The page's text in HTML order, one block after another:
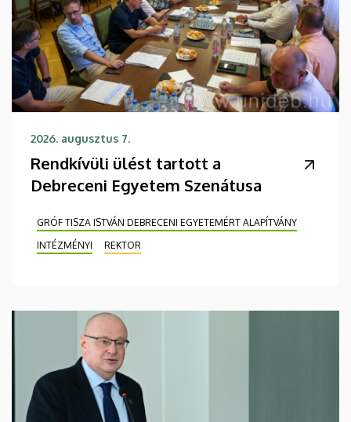
2026. augusztus 7.
Rendkívüli ülést tartott a
Debreceni Egyetem Szenátusa
GRÓF TISZA ISTVÁN DEBRECENI EGYETEMÉRT ALAPÍTVÁNY
INTÉZMÉNYI
REKTOR